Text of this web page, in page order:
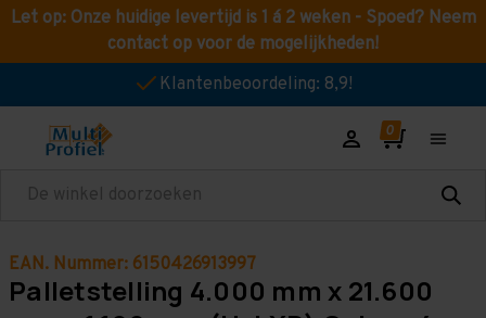
Let op: Onze huidige levertijd is 1 á 2 weken - Spoed? Neem
contact op voor de mogelijkheden!
Klantenbeoordeling: 8,9!
Zoeken
EAN. Nummer: 6150426913997
Palletstelling 4.000 mm x 21.600